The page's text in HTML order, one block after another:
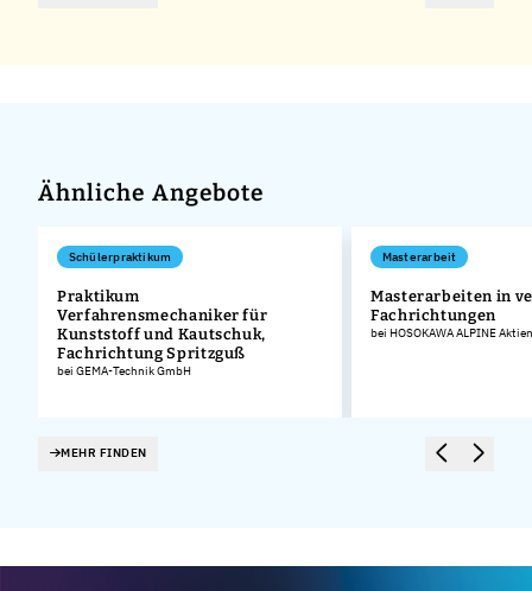
Ähnliche Angebote
Schülerpraktikum
Praktikum
Verfahrensmechaniker für
Kunststoff und Kautschuk,
Fachrichtung Spritzguß
bei GEMA-Technik GmbH
Masterarbeit
Masterarbeiten in
Fachrichtungen
bei HOSOKAWA ALPINE
MEHR FINDEN